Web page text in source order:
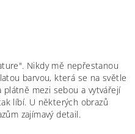
Nikdy mě nepřestanou
barvou, která se na světle
mezi sebou a vytvářejí
líbí. U některých obrazů
zajímavý detail.